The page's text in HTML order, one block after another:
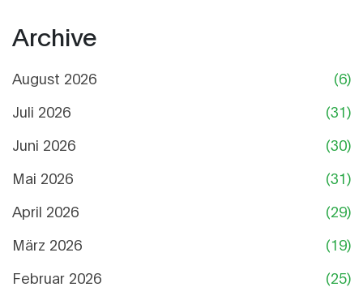
Archive
August 2026
(6)
Juli 2026
(31)
Juni 2026
(30)
Mai 2026
(31)
April 2026
(29)
März 2026
(19)
Februar 2026
(25)